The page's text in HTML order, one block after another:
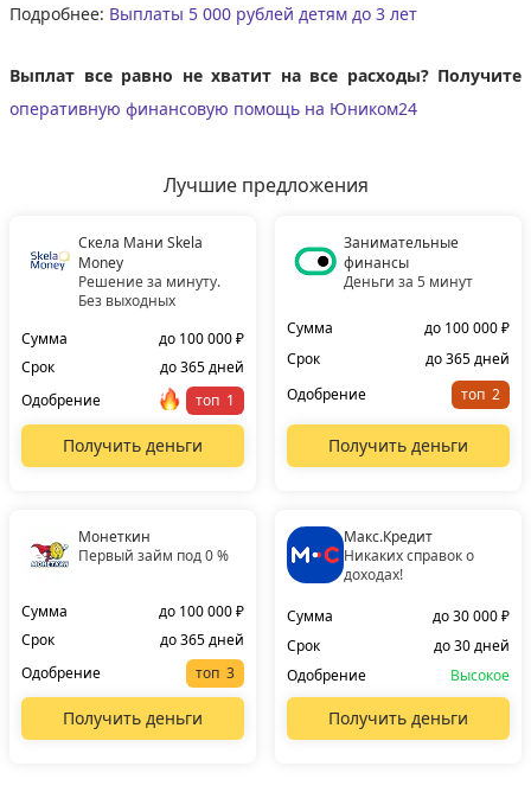
Подробнее: Выплаты 5 000 рублей детям до 3 лет
Выплат все равно не хватит на все расходы? Получите
оперативную финансовую помощь на Юником24
Лучшие предложения
Скела Мани Skela
Money
Решение за минуту.
Без выходных
Сумма
до 100 000 ₽
Срок
до 365 дней
Одобрение
топ
Получить деньги
Занимательные
финансы
Деньги за 5 минут
Сумма
до 100 000 ₽
Срок
до 365 дней
Одобрение
топ
Получить деньги
Монеткин
Первый займ под 0 %
Сумма
до 100 000 ₽
Срок
до 365 дней
Одобрение
топ
Получить деньги
Макс.Кредит
Никаких справок о
доходах!
Сумма
до 30 000 ₽
Срок
до 30 дней
Одобрение
Высокое
Получить деньги